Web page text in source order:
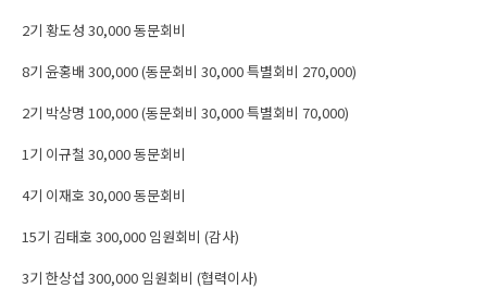
2기 황도성 30,000 동문회비
8기 윤홍배 300,000 (동문회비 30,000 특별회비 270,000)
2기 박상명 100,000 (동문회비 30,000 특별회비 70,000)
1기 이규철 30,000 동문회비
4기 이재호 30,000 동문회비
15기 김태호 300,000 임원회비 (감사)
3기 한상섭 300,000 임원회비 (협력이사)